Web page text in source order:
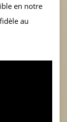
en notre
au